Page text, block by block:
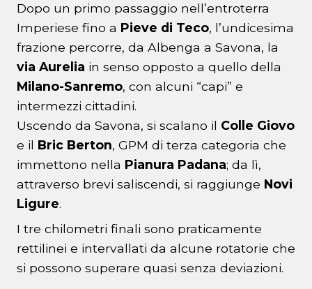
Dopo un primo passaggio nell’entroterra
Imperiese fino a Pieve di Teco, l’undicesima
frazione percorre, da Albenga a Savona, la
via Aurelia in senso opposto a quello della
Milano-Sanremo, con alcuni “capi” e
intermezzi cittadini.
Uscendo da Savona, si scalano il Colle Giovo
e il Bric Berton, GPM di terza categoria che
immettono nella Pianura Padana; da lì,
attraverso brevi saliscendi, si raggiunge Novi
Ligure.
I tre chilometri finali sono praticamente
rettilinei e intervallati da alcune rotatorie che
si possono superare quasi senza deviazioni.